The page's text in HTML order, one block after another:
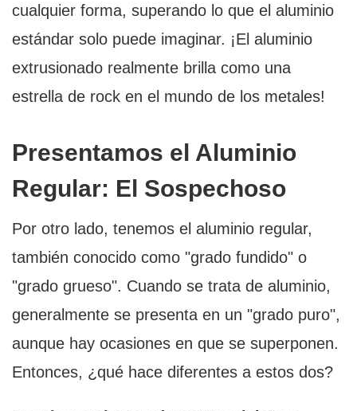
cualquier forma, superando lo que el aluminio
estándar solo puede imaginar. ¡El aluminio
extrusionado realmente brilla como una
estrella de rock en el mundo de los metales!
Presentamos el Aluminio
Regular: El Sospechoso
Por otro lado, tenemos el aluminio regular,
también conocido como "grado fundido" o
"grado grueso". Cuando se trata de aluminio,
generalmente se presenta en un "grado puro",
aunque hay ocasiones en que se superponen.
Entonces, ¿qué hace diferentes a estos dos?